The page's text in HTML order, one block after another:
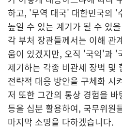
하고, '무역 대국' 대한민국의 '
높일 수 있는 계기가 될 수 있
각 부처 장관들께서는 이해 관
움이 있겠지만, 오직 '국익'과 '
제기하는 각종 비관세 장벽 및
전략적 대응 방안을 구체화 시
저 또한 그간의 통상 경험을
등을 십분 활용하여, 국무위원
마지막 소명을 다하겠습니다.